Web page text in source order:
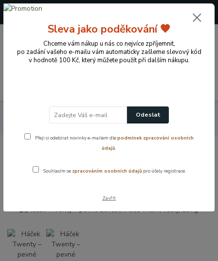
+420 724 722 973
0 Kč
Domácí potřeby Háčky a příchytky
Háček Twenty – pevné
zavěšení bez vrtání, velký, 20 kg
vrtání, velký, 20 kg
Sleva jako poděkování 🧡
Chceme vám nákup u nás co nejvíce zpříjemnit,
po zadání vašeho e-mailu vám automaticky zašleme slevový kód
v hodnotě 100 Kč, který můžete použít při dalším nákupu.
Odeslat
Přeji si odebírat novinky e-mailem dlepodmínek zpracování osobních
údajů.
Souhlasím se zpracováním osobních údajů pro účely registrace.
Zavřít